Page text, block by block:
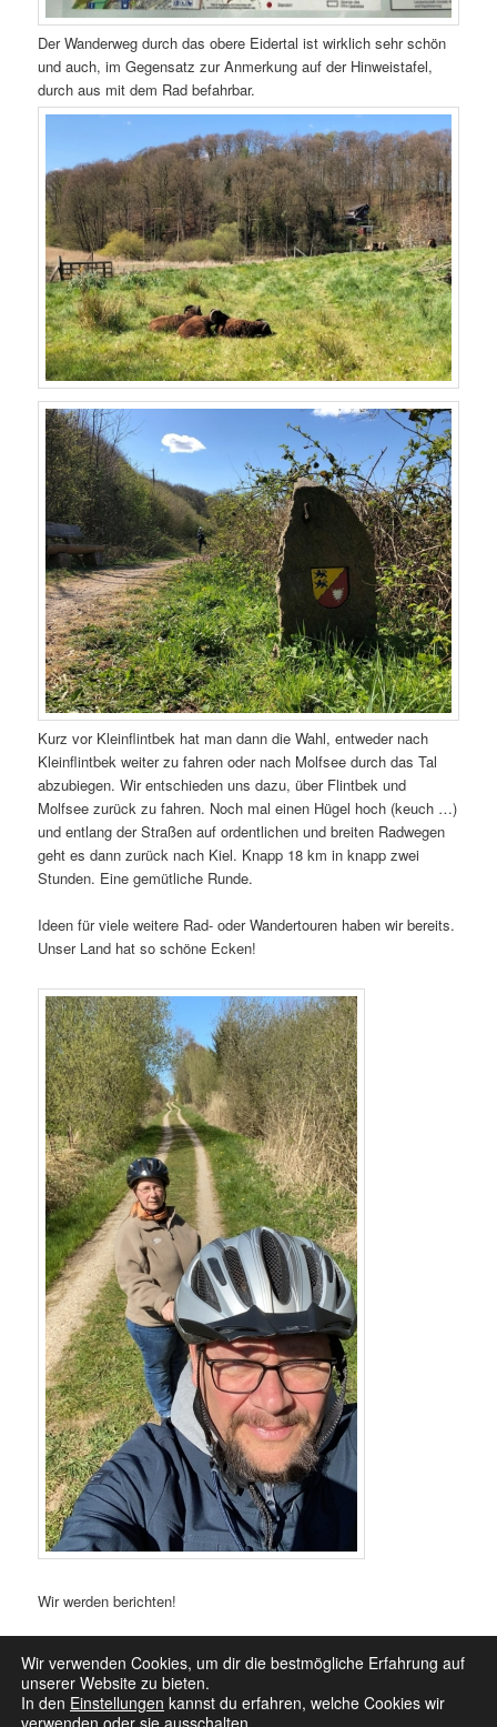
Der Wanderweg durch das obere Eidertal ist wirklich sehr schön
und auch, im Gegensatz zur Anmerkung auf der Hinweistafel,
durch aus mit dem Rad befahrbar.
Kurz vor Kleinflintbek hat man dann die Wahl, entweder nach
Kleinflintbek weiter zu fahren oder nach Molfsee durch das Tal
abzubiegen. Wir entschieden uns dazu, über Flintbek und
Molfsee zurück zu fahren. Noch mal einen Hügel hoch (keuch …)
und entlang der Straßen auf ordentlichen und breiten Radwegen
geht es dann zurück nach Kiel. Knapp 18 km in knapp zwei
Stunden. Eine gemütliche Runde.
Ideen für viele weitere Rad- oder Wandertouren haben wir bereits.
Unser Land hat so schöne Ecken!
Wir werden berichten!
Wir verwenden Cookies, um dir die bestmögliche Erfahrung auf
unserer Website zu bieten.
In den Einstellungen kannst du erfahren, welche Cookies wir
verwenden oder sie ausschalten.